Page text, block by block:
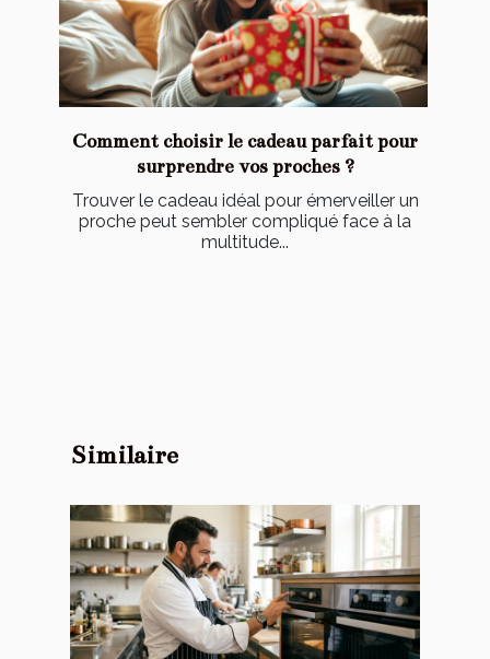
Comment choisir le cadeau parfait pour
surprendre vos proches ?
Trouver le cadeau idéal pour émerveiller un
proche peut sembler compliqué face à la
multitude...
Similaire